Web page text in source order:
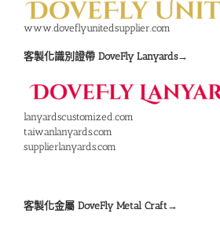
www.doveflyunitedsupplier.com
客製化識別證帶 DoveFly Lanyards→
lanyardscustomized.com
taiwanlanyards.com
supplierlanyards.com
客製化金屬 DoveFly Metal Craft→